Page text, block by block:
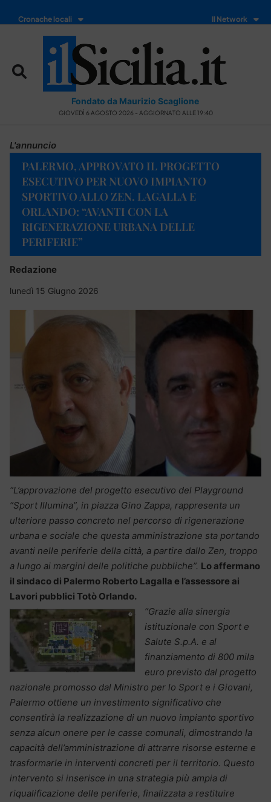
Cronache locali Il Network
Fondato da Maurizio Scaglione
GIOVEDÌ 6 AGOSTO 2026 - AGGIORNATO ALLE 19:40
L'annuncio
PALERMO, APPROVATO IL PROGETTO
ESECUTIVO PER NUOVO IMPIANTO
SPORTIVO ALLO ZEN. LAGALLA E
ORLANDO: “AVANTI CON LA
RIGENERAZIONE URBANA DELLE
PERIFERIE”
Redazione
lunedì 15 Giugno 2026
“L’approvazione del progetto esecutivo del Playground
“Sport Illumina”, in piazza Gino Zappa, rappresenta un
ulteriore passo concreto nel percorso di rigenerazione
urbana e sociale che questa amministrazione sta portando
avanti nelle periferie della città, a partire dallo Zen, troppo
a lungo ai margini delle politiche pubbliche”. Lo affermano
il sindaco di Palermo Roberto Lagalla e l’assessore ai
Lavori pubblici Totò Orlando.
“Grazie alla sinergia
istituzionale con Sport e
Salute S.p.A. e al
finanziamento di 800 mila
euro previsto dal progetto
nazionale promosso dal Ministro per lo Sport e i Giovani,
Palermo ottiene un investimento significativo che
consentirà la realizzazione di un nuovo impianto sportivo
senza alcun onere per le casse comunali, dimostrando la
capacità dell’amministrazione di attrarre risorse esterne e
trasformarle in interventi concreti per il territorio. Questo
intervento si inserisce in una strategia più ampia di
riqualificazione delle periferie, finalizzata a restituire